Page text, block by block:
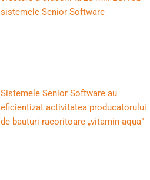
sistemele Senior Software
Sistemele Senior Software au
eficientizat activitatea producatorului
de bauturi racoritoare „vitamin aqua”